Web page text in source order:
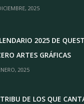
2025
2025 DE
ARTES GRÁFICAS
2025
DE LOS QUE